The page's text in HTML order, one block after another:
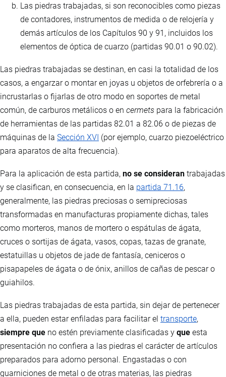
Las piedras trabajadas, si son reconocibles como piezas
de contadores, instrumentos de medida o de relojería y
demás artículos de los Capítulos 90 y 91, incluidos los
elementos de óptica de cuarzo (partidas 90.01 o 90.02).
Las piedras trabajadas se destinan, en casi la totalidad de los
casos, a engarzar o montar en joyas u objetos de orfebrería o a
incrustarlas o fijarlas de otro modo en soportes de metal
común, de carburos metálicos o en cermets para la fabricación
de herramientas de las partidas 82.01 a 82.06 o de piezas de
máquinas de la Sección XVI (por ejemplo, cuarzo piezoeléctrico
para aparatos de alta frecuencia).
Para la aplicación de esta partida, no se consideran trabajadas
y se clasifican, en consecuencia, en la partida 71.16,
generalmente, las piedras preciosas o semipreciosas
transformadas en manufacturas propiamente dichas, tales
como morteros, manos de mortero o espátulas de ágata,
cruces o sortijas de ágata, vasos, copas, tazas de granate,
estatuillas u objetos de jade de fantasía, ceniceros o
pisapapeles de ágata o de ónix, anillos de cañas de pescar o
guiahilos.
Las piedras trabajadas de esta partida, sin dejar de pertenecer
a ella, pueden estar enfiladas para facilitar el transporte,
siempre que no estén previamente clasificadas y que esta
presentación no confiera a las piedras el carácter de artículos
preparados para adorno personal. Engastadas o con
guarniciones de metal o de otras materias, las piedras